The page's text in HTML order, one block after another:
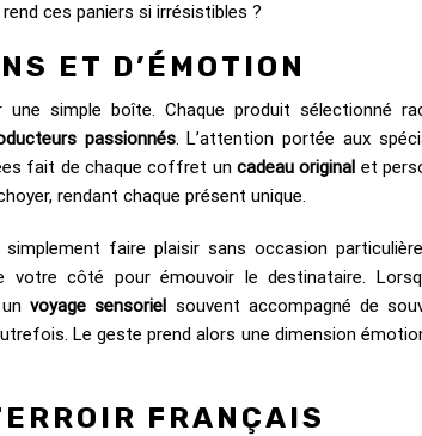
ces paniers si irrésistibles ?
ET D’ÉMOTION
une simple boîte. Chaque produit sélectionné
passionnés. L’attention portée aux
fait de chaque coffret un cadeau original et
rendant chaque présent unique.
faire plaisir sans occasion
côté pour émouvoir le destinataire.
unvoyage sensoriel souvent accompagné de
Le geste prend alors une dimension
FRANÇAIS